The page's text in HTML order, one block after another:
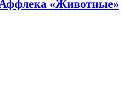
Аффлека «Животные»